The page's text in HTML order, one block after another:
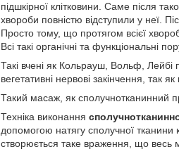
підшкірної клітковини. Саме після
хвороби повністю відступили у неї.
Просто тому, що протягом всієї
Всі такі органічні та функціональні
Такі вчені як Кольрауш, Вольф, Лейбі
вегетативні нервові закінчення, так
Такий масаж, як сполучнотканинний
Техніка виконання
допомогою натягу сполучної тканини
створюється таке враження, що весь